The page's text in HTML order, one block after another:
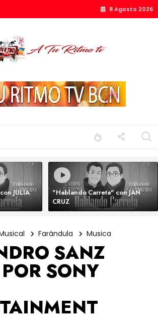
8 Agosto 2026
JULIA
"Hablando Carreta" con JAN
CRUZ
Farándula Musica
SANZ
SONY